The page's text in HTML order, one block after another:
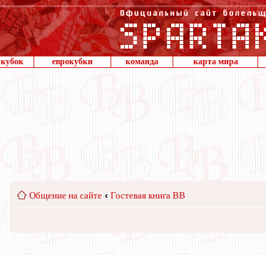
кубок еврокубки команда карта мира
Общение на сайте ‹ Гостевая книга ВВ